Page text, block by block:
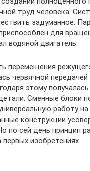
труд человека.
задуманное.
для
водяной двигатель.
перемещения
червячной
этому
Сменные блоки
работу
конструкции
по сей день принцип
первых изобретениях.